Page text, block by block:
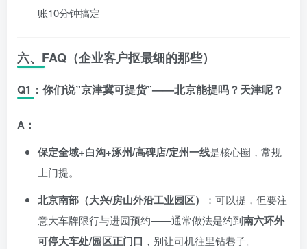
账10分钟搞定
六、FAQ（企业客户抠最细的那些）
Q1：你们说”京津冀可提货”——北京能提吗？天津呢？
A：
保定全域+白沟+涿州/高碑店/定州一线是核心圈，常规
上门提。
北京南部（大兴/房山外沿工业园区）
：可以提，但要注
意大车牌限行与进园预约——通常做法是约到南六环外
可停大车处/园区正门口 ，别让司机往里钻巷子。